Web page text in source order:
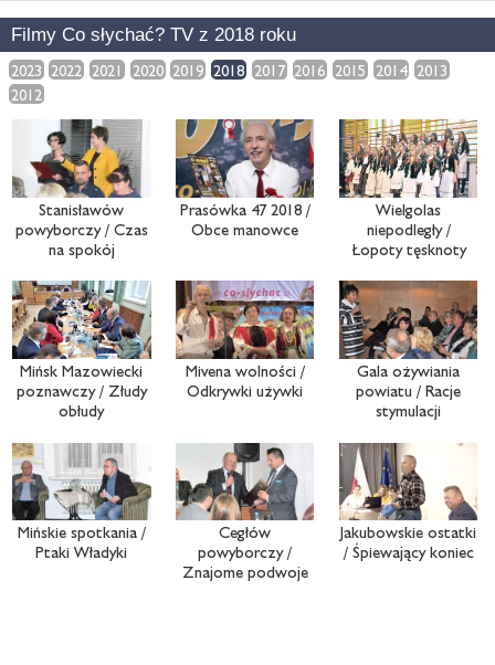
Filmy Co słychać? TV z 2018 roku
2023 2022 2021 2020 2019 2018 2017 2016 2015 2014 2013
2012
Stanisławów
powyborczy / Czas
na spokój
Prasówka 47 2018 /
Obce manowce
Wielgolas
niepodległy /
Łopoty tęsknoty
Mińsk Mazowiecki
poznawczy / Złudy
obłudy
Mivena wolności /
Odkrywki używki
Gala ożywiania
powiatu / Racje
stymulacji
Mińskie spotkania /
Ptaki Władyki
Cegłów
powyborczy /
Znajome podwoje
Jakubowskie ostatki
/ Śpiewający koniec